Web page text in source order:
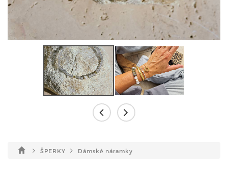
ŠPERKY Dámské náramky